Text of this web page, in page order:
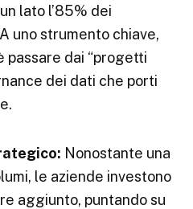
lato l’85% dei
uno strumento chiave,
passare dai “progetti
dei dati che porti
Nonostante una
le aziende investono
aggiunto, puntando su